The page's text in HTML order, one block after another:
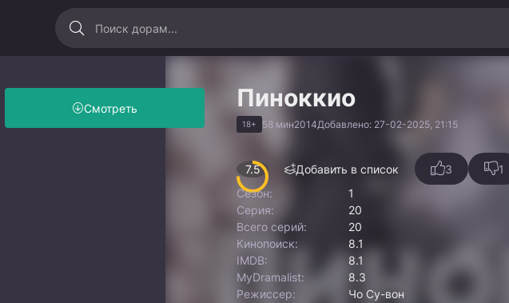
Пиноккио
18+ 58 мин2014Добавлено: 27-02-2025, 21:15
Смотреть
7.5 Добавить в список 3 1
Сезон:
1
Серия:
20
Всего серий:
20
Кинопоиск:
8.1
IMDB:
8.1
MyDramalist:
8.3
Режиссер:
Чо Су-вон